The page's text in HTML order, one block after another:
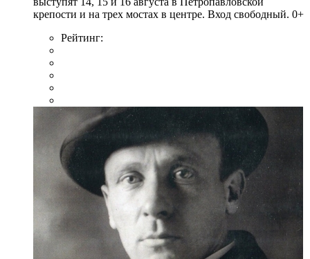
крепости и на трех мостах в центре. Вход свободный. 0+
Рейтинг: